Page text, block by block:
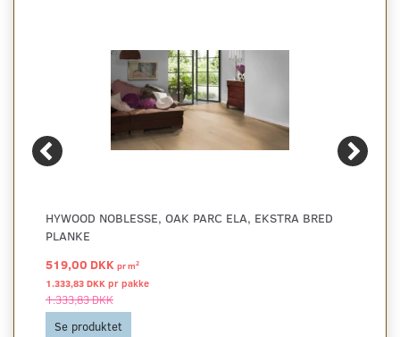
HYWOOD NOBLESSE, OAK PARC ELA, EKSTRA BRED
PLANKE
519,00 DKK prm2
1.333,83 DKK pr pakke
1.333,83 DKK
Se produktet